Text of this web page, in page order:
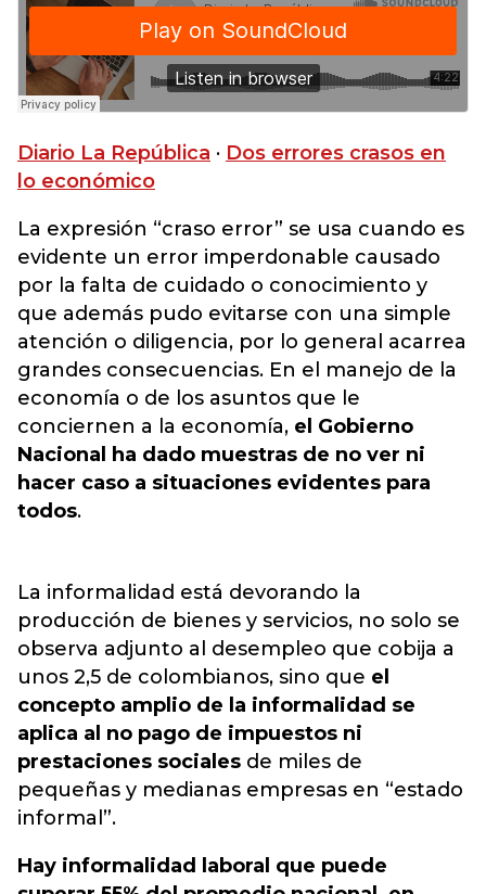
Diario La República · Dos errores crasos en
lo económico
La expresión “craso error” se usa cuando es
evidente un error imperdonable causado
por la falta de cuidado o conocimiento y
que además pudo evitarse con una simple
atención o diligencia, por lo general acarrea
grandes consecuencias. En el manejo de la
economía o de los asuntos que le
conciernen a la economía, el Gobierno
Nacional ha dado muestras de no ver ni
hacer caso a situaciones evidentes para
todos.
La informalidad está devorando la
producción de bienes y servicios, no solo se
observa adjunto al desempleo que cobija a
unos 2,5 de colombianos, sino que el
concepto amplio de la informalidad se
aplica al no pago de impuestos ni
prestaciones sociales de miles de
pequeñas y medianas empresas en “estado
informal”.
Hay informalidad laboral que puede